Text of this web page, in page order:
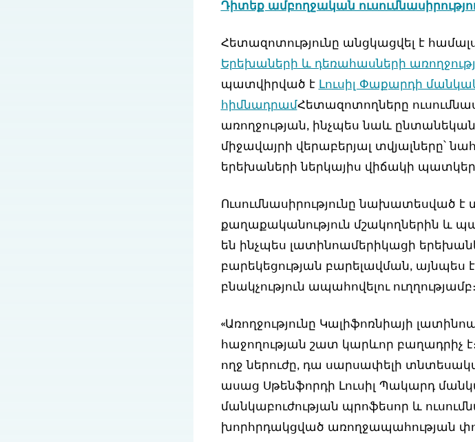
Դիտեք ամբողջական
Հետազոտությունը անցկացվել է
Երեխաների և դեռահասների
պատվիրված է Լուսիլ Փաքարդի
հիմնադրամՀետազոտողները
առողջության, ինչպես նաև
միջավայրի վերաբերյալ տվյալները՝
երեխաների ներկայիս վիճակի
Ուսումնասիրությունը նախատեսված է
քաղաքականություն մշակողներին և
են ինչպես լատինոամերիկացի
բարեկեցության բարելավման, այնպես
բնակչություն ապահովելու ուղղությամբ։
«Առողջությունը Կալիֆոռնիայի
հաջողության շատ կարևոր բաղադրիչ
ողջ ներուժը, դա սարսափելի
ասաց Սթենֆորդի Լուսիլ Պակարդ
մանկաբուժության պրոֆեսոր և
խորհրդակցված առողջապահության